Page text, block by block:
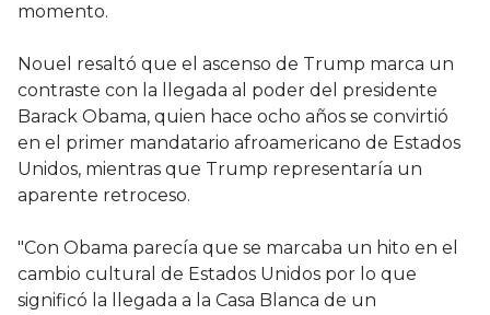
momento.
Nouel resaltó que el ascenso de Trump marca un
contraste con la llegada al poder del presidente
Barack Obama, quien hace ocho años se convirtió
en el primer mandatario afroamericano de Estados
Unidos, mientras que Trump representaría un
aparente retroceso.
"Con Obama parecía que se marcaba un hito en el
cambio cultural de Estados Unidos por lo que
significó la llegada a la Casa Blanca de un